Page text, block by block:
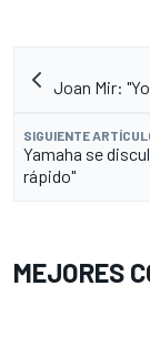
Joan Mir:
SIGUIENTE
Yamaha se
rápido"
MEJORES